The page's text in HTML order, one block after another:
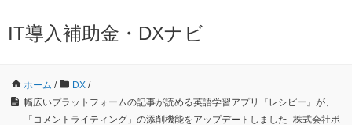
IT導入補助金・DXナビ
ホーム / DX /
幅広いプラットフォームの記事が読める英語学習アプリ『レシピー』が、
「コメントライティング」の添削機能をアップデートしました- 株式会社ポ